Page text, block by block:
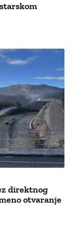
direktnog
otvaranje